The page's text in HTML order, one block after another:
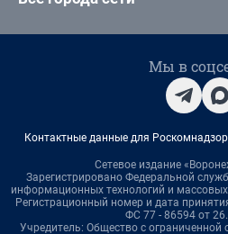
Мы в
Контактные данные для
Сетевое издание
Зарегистрировано Федеральной
информационных технологий и
Регистрационный номер и дата
ФС 77 - 86594 от
Учредитель: Общество с